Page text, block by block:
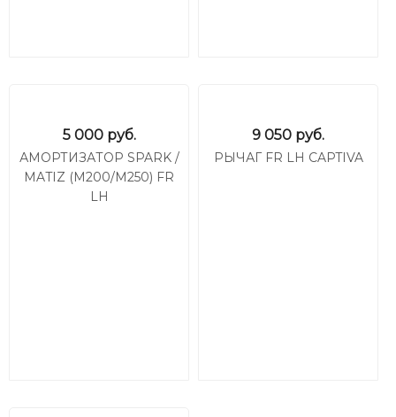
5 000 руб.
АМОРТИЗАТОР SPARK /
MATIZ (M200/M250) FR
LH
9 050 руб.
РЫЧАГ FR LH CAPTIVA